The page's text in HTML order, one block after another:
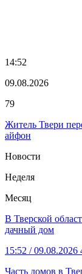
14:52
09.08.2026
79
Житель Твери
айфон
Новости
Неделя
Месяц
В Тверской
дачный дом
15:52 / 09.08.2026
Часть домов в